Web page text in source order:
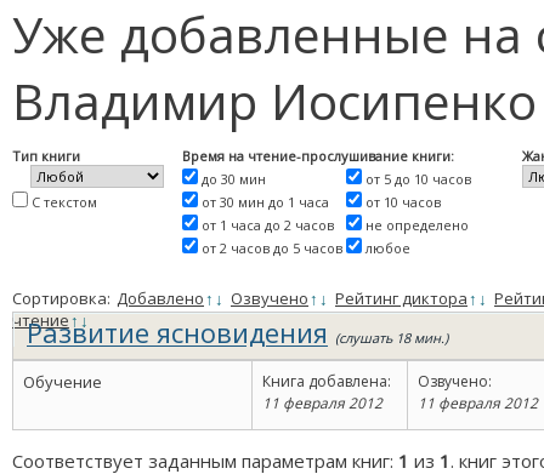
Уже добавленные на
Владимир Иосипенко
Тип книги
С текстом
Время на чтение-прослушивание книги:
до 30 мин
от 30 мин до 1 часа
от 1 часа до 2 часов
от 2 часов до 5 часов
от 5 до 10 часов
от 10 часов
не определено
любое
Сортировка: Добавлено↑ ↓ Озвучено↑ ↓ Рейтинг диктора↑ ↓
чтение↑↓
Развитие ясновидения (слушать 18 мин.)
Обучение
Книга добавлена:
11 февраля 2012
Озвучено:
11 февраля 2012
Соответствует заданным параметрам книг: 1 из 1. книг